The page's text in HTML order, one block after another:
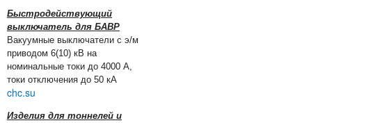
Быстродействующий
выключатель для БАВР
Вакуумные выключатели с э/м
приводом 6(10) кВ на
номинальные токи до 4000 А,
токи отключения до 50 кА
chc.su
Изделия для тоннелей и